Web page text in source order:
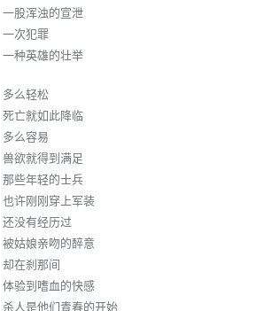
一股浑浊的宣泄
一次犯罪
一种英雄的壮举
多么轻松
死亡就如此降临
多么容易
兽欲就得到满足
那些年轻的士兵
也许刚刚穿上军装
还没有经历过
被姑娘亲吻的醉意
却在刹那间
体验到嗜血的快感
杀人是他们青春的开始